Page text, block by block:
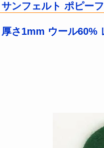
サンフェルト ポピー
厚さ1mm ウール60%